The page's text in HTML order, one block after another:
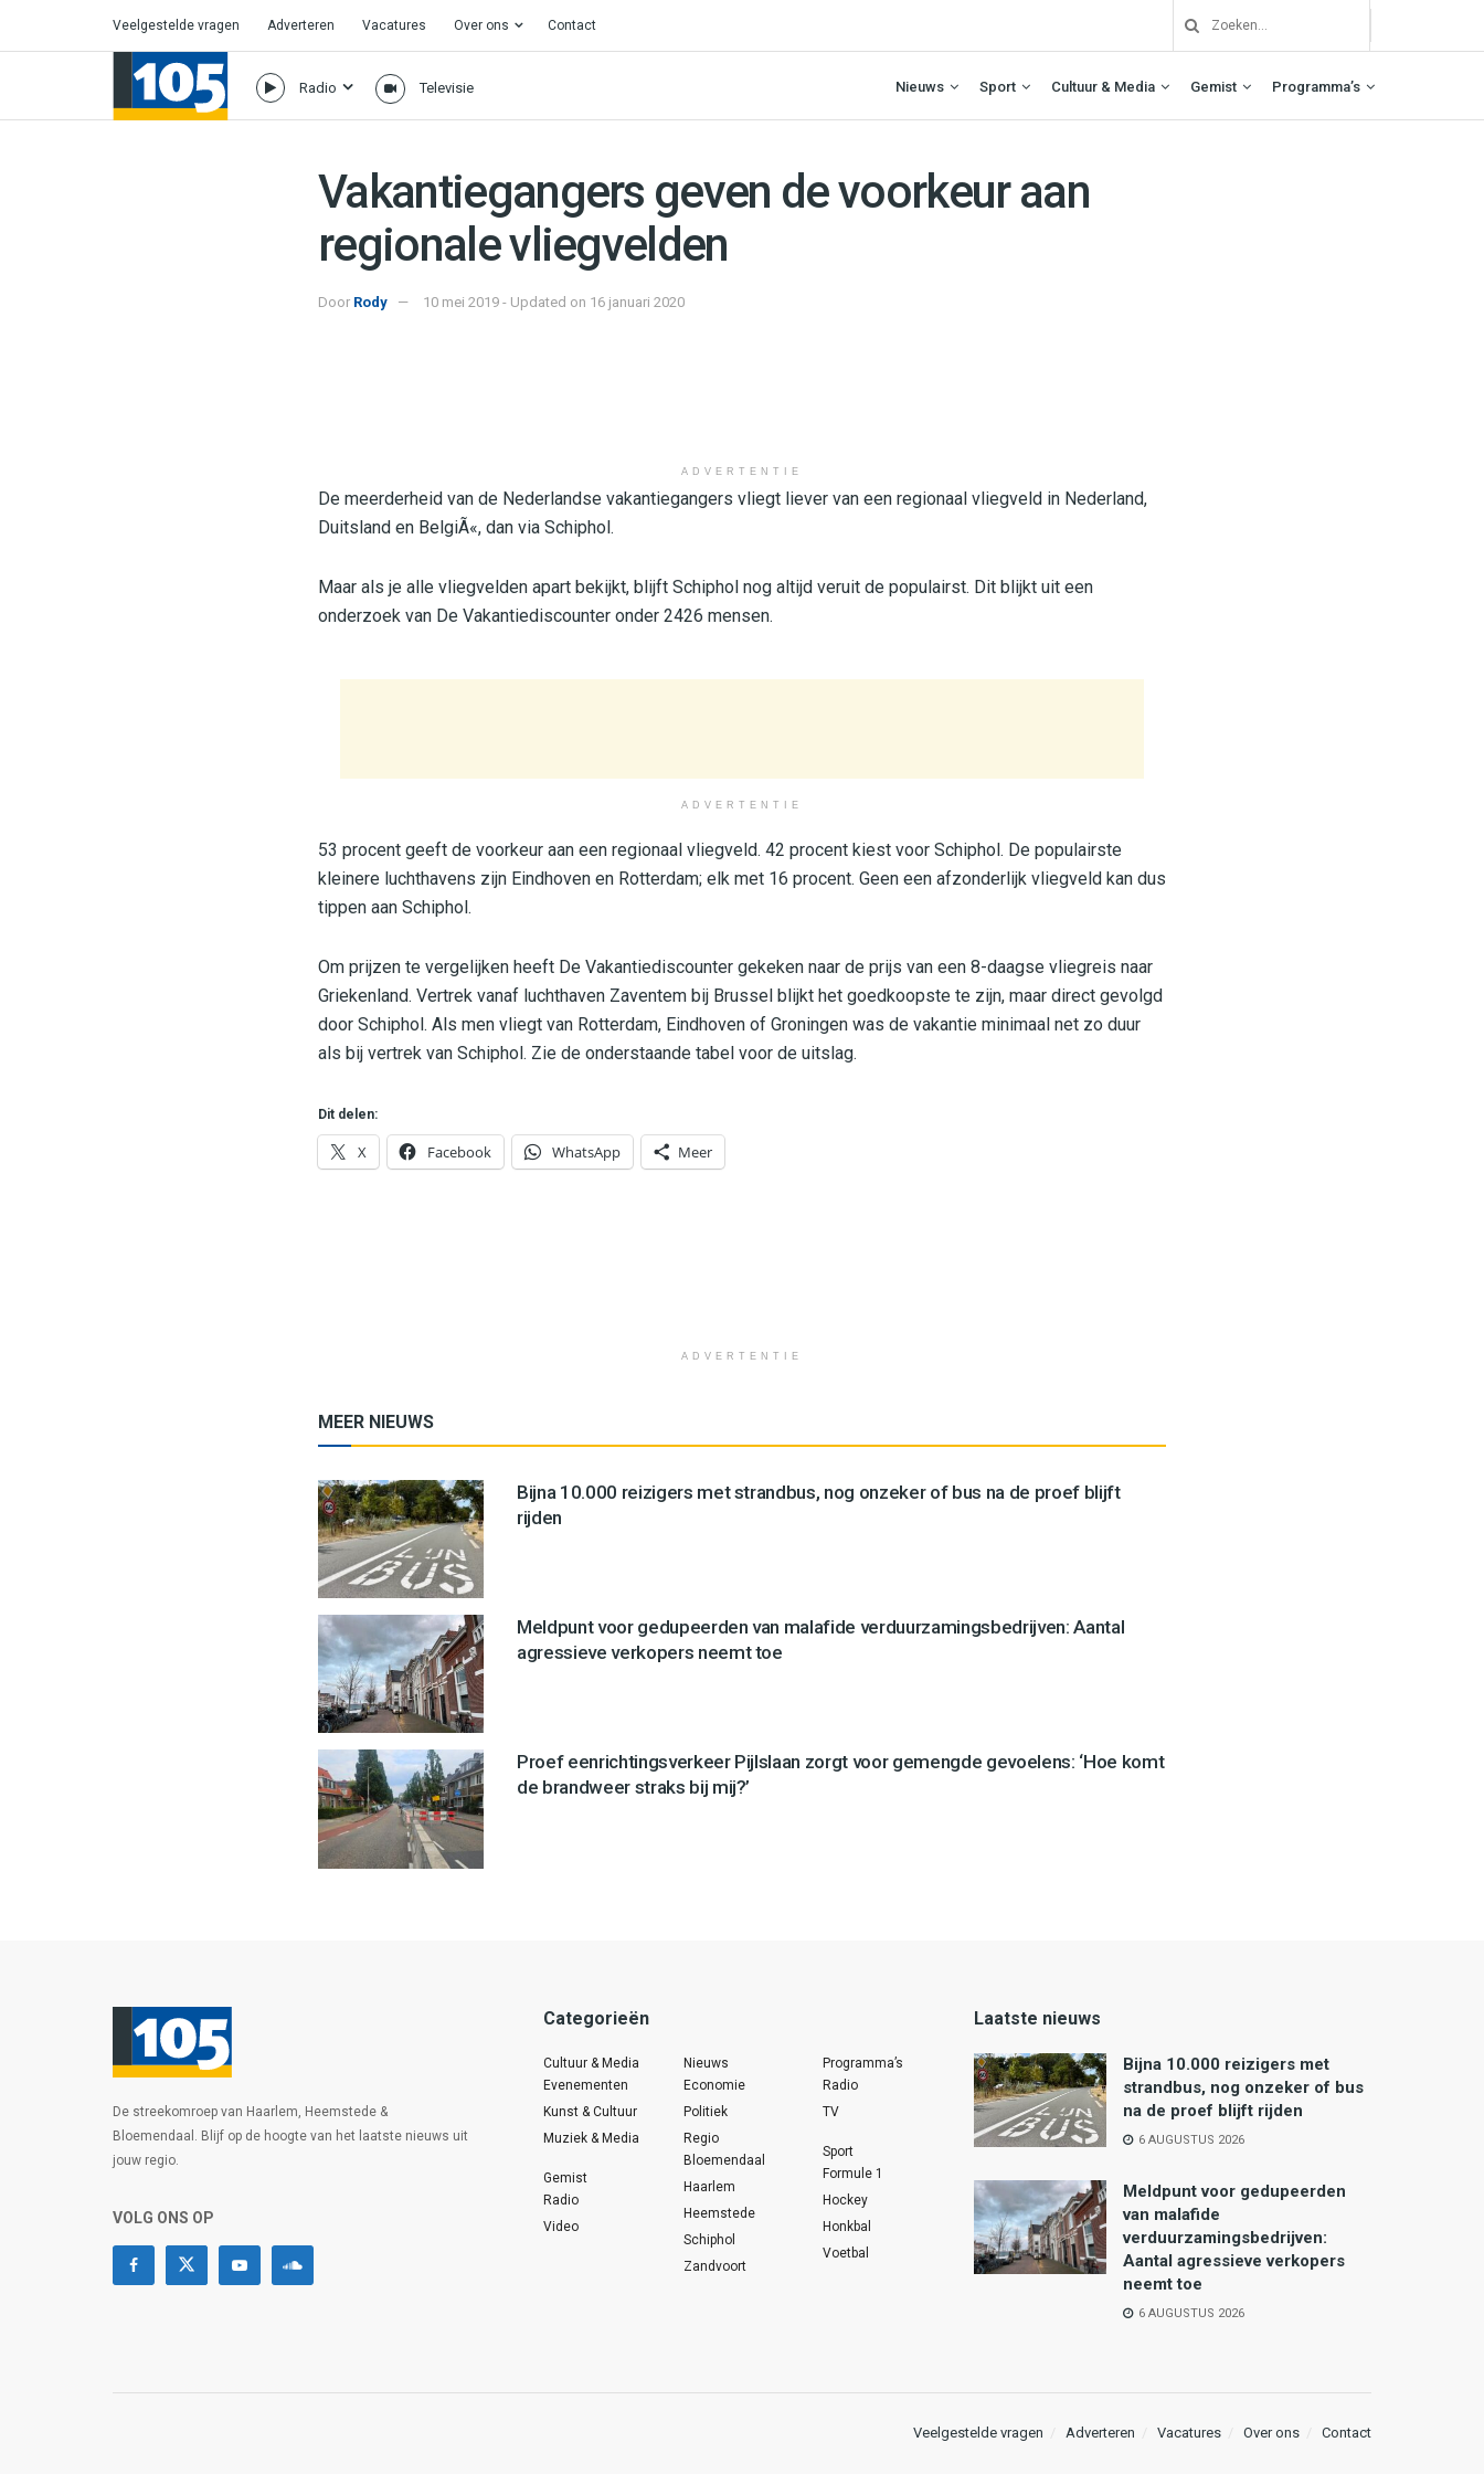
Veelgestelde vragen Adverteren Vacatures Over ons Contact
Radio Televisie Nieuws Sport Cultuur & Media Gemist Programma’s
Vakantiegangers geven de voorkeur aan
regionale vliegvelden
Door Rody 10 mei 2019 - Updated on 16 januari 2020
ADVERTENTIE
De meerderheid van de Nederlandse vakantiegangers vliegt liever van een regionaal vliegveld in Nederland,
Duitsland en BelgiÃ«, dan via Schiphol.
Maar als je alle vliegvelden apart bekijkt, blijft Schiphol nog altijd veruit de populairst. Dit blijkt uit een
onderzoek van De Vakantiediscounter onder 2426 mensen.
ADVERTENTIE
53 procent geeft de voorkeur aan een regionaal vliegveld. 42 procent kiest voor Schiphol. De populairste
kleinere luchthavens zijn Eindhoven en Rotterdam; elk met 16 procent. Geen een afzonderlijk vliegveld kan dus
tippen aan Schiphol.
Om prijzen te vergelijken heeft De Vakantiediscounter gekeken naar de prijs van een 8-daagse vliegreis naar
Griekenland. Vertrek vanaf luchthaven Zaventem bij Brussel blijkt het goedkoopste te zijn, maar direct gevolgd
door Schiphol. Als men vliegt van Rotterdam, Eindhoven of Groningen was de vakantie minimaal net zo duur
als bij vertrek van Schiphol. Zie de onderstaande tabel voor de uitslag.
Dit delen:
X Facebook WhatsApp Meer
ADVERTENTIE
MEER NIEUWS
Bijna 10.000 reizigers met strandbus, nog onzeker of bus na de proef blijft
rijden
Meldpunt voor gedupeerden van malafide verduurzamingsbedrijven: Aantal
agressieve verkopers neemt toe
Proef eenrichtingsverkeer Pijlslaan zorgt voor gemengde gevoelens: ‘Hoe komt
de brandweer straks bij mij?’
De streekomroep van Haarlem, Heemstede &
Bloemendaal. Blijf op de hoogte van het laatste nieuws uit
jouw regio.
VOLG ONS OP
Categorieën
Cultuur & Media
Evenementen
Kunst & Cultuur
Muziek & Media
Gemist
Radio
Video
Nieuws
Economie
Politiek
Regio
Bloemendaal
Haarlem
Heemstede
Schiphol
Zandvoort
Programma’s
Radio
TV
Sport
Formule 1
Hockey
Honkbal
Voetbal
Laatste nieuws
Bijna 10.000 reizigers met
strandbus, nog onzeker of bus
na de proef blijft rijden
6 AUGUSTUS 2026
Meldpunt voor gedupeerden
van malafide
verduurzamingsbedrijven:
Aantal agressieve verkopers
neemt toe
6 AUGUSTUS 2026
Veelgestelde vragen Adverteren Vacatures Over ons Contact